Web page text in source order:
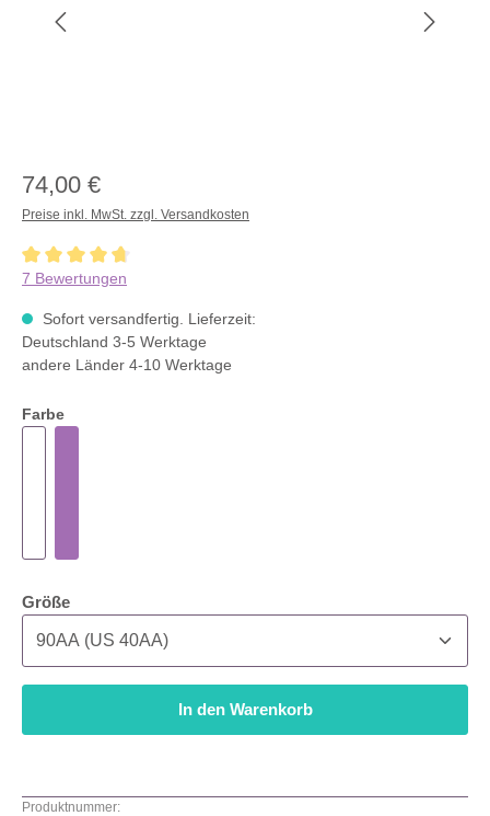
74,00 €
Preise inkl. MwSt. zzgl. Versandkosten
Durchschnittliche Bewertung von 4.8 von 5 Sternen
7 Bewertungen
Sofort versandfertig. Lieferzeit:
Deutschland 3-5 Werktage
andere Länder 4-10 Werktage
Farbe
Größeauswählen
In den Warenkorb
Produktnummer: